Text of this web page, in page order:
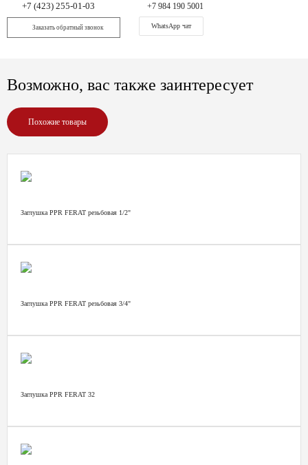
+7 (423) 255-01-03
Заказать обратный звонок
+7 984 190 5001
WhatsApp чат
Возможно, вас также заинтересует
Похожие товары
Заглушка PPR FERAT резьбовая 1/2"
Заглушка PPR FERAT резьбовая 3/4"
Заглушка PPR FERAT 32